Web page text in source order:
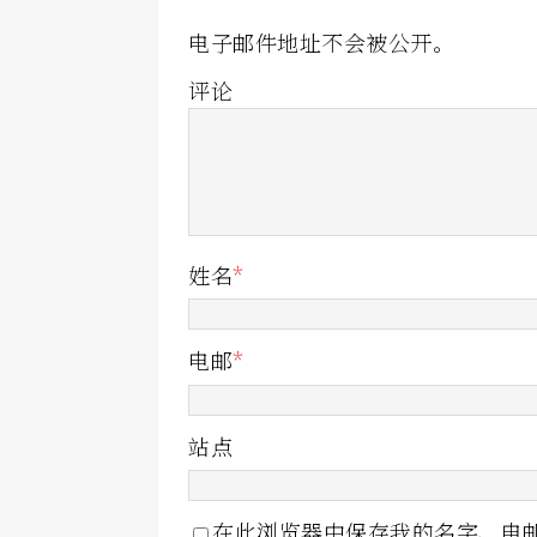
电子邮件地址不会被公开。
评论
姓名*
电邮*
站点